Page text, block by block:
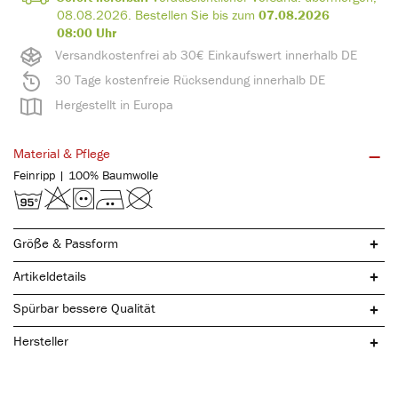
Versandkostenfrei ab 30€ Einkaufswert innerhalb DE
30 Tage kostenfreie Rücksendung innerhalb DE
Hergestellt in Europa
08.08.2026. Bestellen Sie bis zum 07.08.2026
08:00 Uhr
Material & Pflege
Feinripp | 100% Baumwolle
Größe & Passform
Artikeldetails
Spürbar bessere Qualität
Hersteller